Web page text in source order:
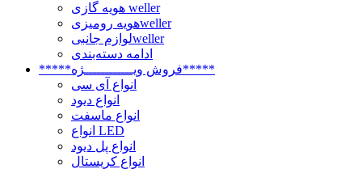
هویه گازی weller
هویه رومیزیweller
لوازم جانبیweller
ادامه دسته‌بندی
*****فروش ویــــــــــــژه*****
انواع آی سی
انواع دیود
انواع ماسفت
انواع LED
انواع پل دیود
انواع کریستال